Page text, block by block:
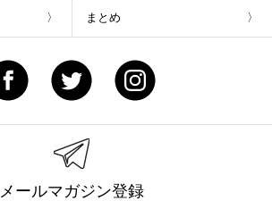
まとめ
メールマガジン登録